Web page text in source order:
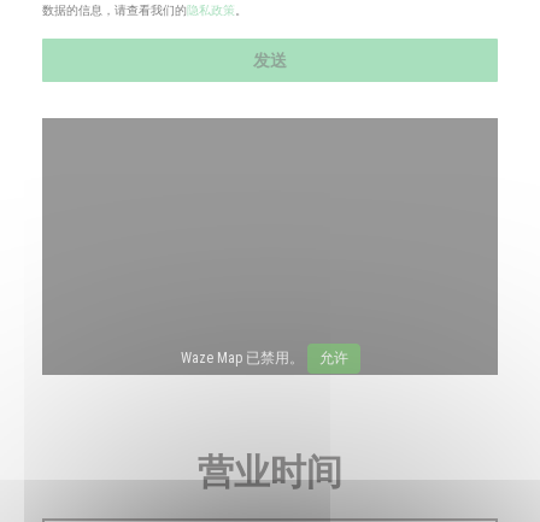
数据的信息，请查看我们的隐私政策
Waze Map 已禁用。 允许
营业时间